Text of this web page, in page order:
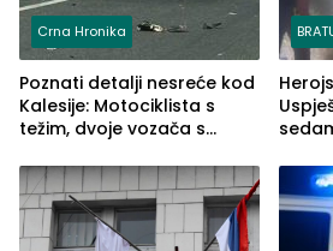
Crna Hronika
Poznati detalji nesreće kod
Kalesije: Motociklista s
težim, dvoje vozača s